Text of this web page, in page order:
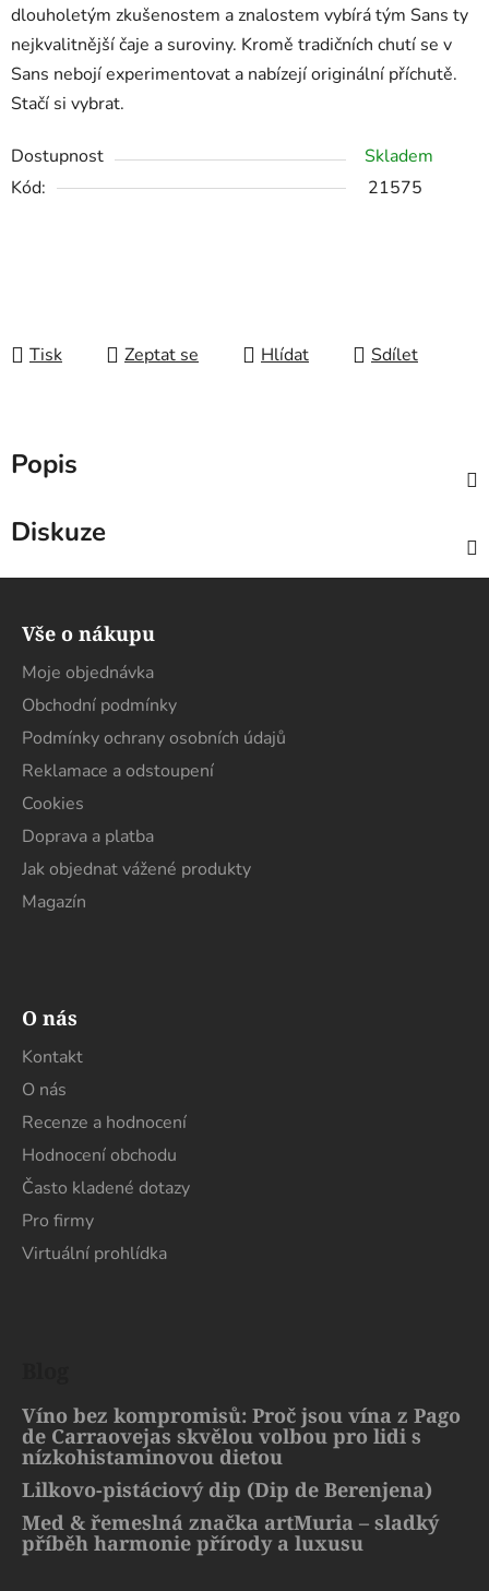
dlouholetým zkušenostem a znalostem vybírá tým Sans ty
nejkvalitnější čaje a suroviny. Kromě tradičních chutí se v
Sans nebojí experimentovat a nabízejí originální příchutě.
Stačí si vybrat.
Dostupnost
Skladem
Kód:
21575
Tisk Zeptat se Hlídat Sdílet
Popis
Diskuze
Vše o nákupu
Moje objednávka
Obchodní podmínky
Podmínky ochrany osobních údajů
Reklamace a odstoupení
Cookies
Doprava a platba
Jak objednat vážené produkty
Magazín
O nás
Kontakt
O nás
Recenze a hodnocení
Hodnocení obchodu
Často kladené dotazy
Pro firmy
Virtuální prohlídka
Víno bez kompromisů: Proč jsou vína z Pago
de Carraovejas skvělou volbou pro lidi s
nízkohistaminovou dietou
Lilkovo-pistáciový dip (Dip de Berenjena)
Med & řemeslná značka artMuria – sladký
příběh harmonie přírody a luxusu